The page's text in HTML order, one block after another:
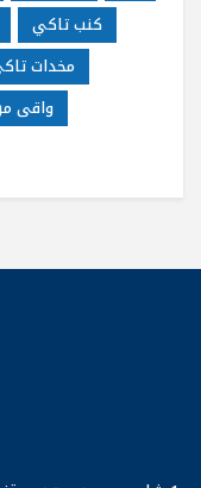
كنب تاكي
مخدات
واقى